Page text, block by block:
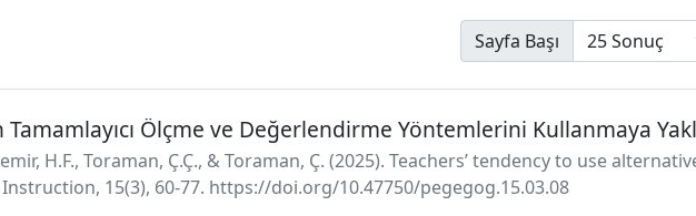
Sayfa Başı
Ölçme ve Değerlendirme Yöntemlerini Kullanmaya
H.F., Toraman, Ç.Ç., & Toraman, Ç. (2025). Teachers’ tendency to use
15(3), 60-77. https://doi.org/10.47750/pegegog.15.03.08